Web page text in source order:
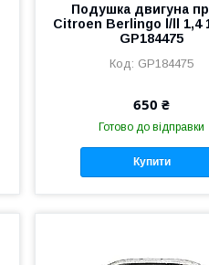
Подушка двигуна
Citroen Berlingo l/ll 1,4
GP184475
GP184475
650 ₴
Готово до відправки
Купити